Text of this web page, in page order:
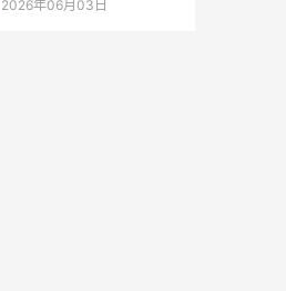
2026年06月03日